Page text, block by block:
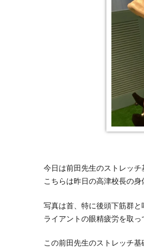
今日は前田先生のストレッチ
こちらは昨日の高津校長の
写真は首、特に後頭下筋群
ライアントの眼精疲労を取っ
この前田先生のストレッチ